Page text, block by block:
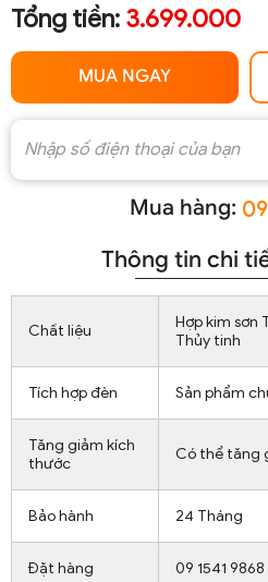
Tổng tiền: 3.699.000
MUA NGAY
Mua hàng:
Thông tin chi
Chất liệu
Hợp kim sơn
Thủy tinh
Tích hợp đèn Sản phẩm
Tăng giảm kích
thước
Có thể tăng
Bảo hành 24 Tháng
Đặt hàng 09 1541 9868